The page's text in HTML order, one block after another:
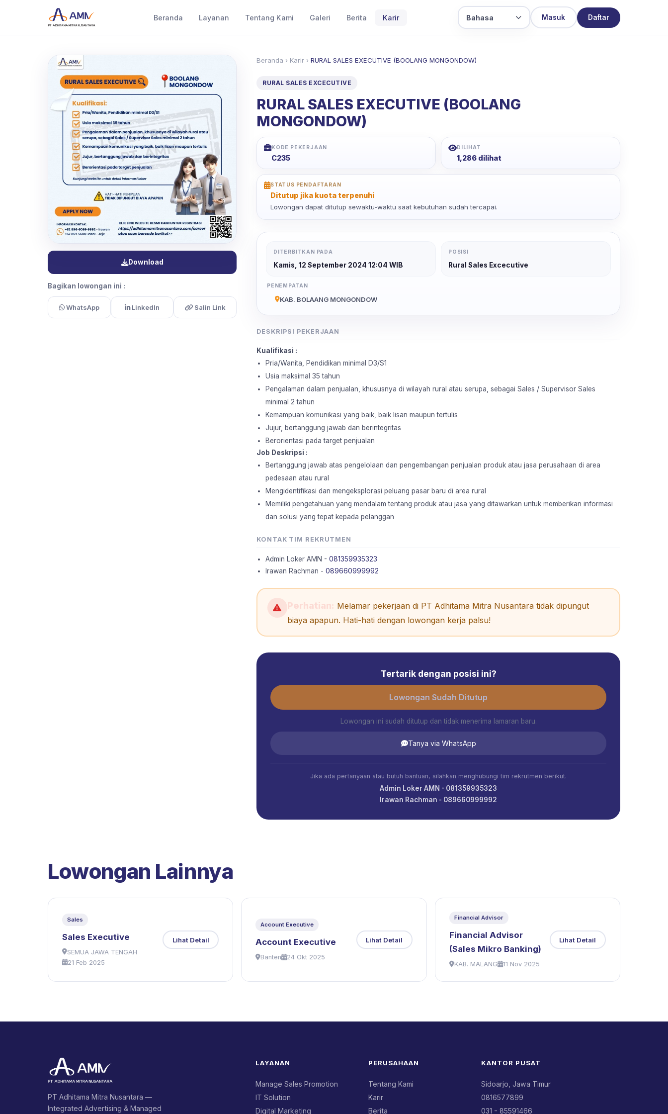
Beranda Layanan Tentang Kami Galeri Berita Karir Bahasa Masuk Daftar
Download
Bagikan lowongan ini :
WhatsApp LinkedIn Salin Link
Beranda › Karir › RURAL SALES EXECUTIVE (BOOLANG MONGONDOW)
RURAL SALES EXCECUTIVE
RURAL SALES EXECUTIVE (BOOLANG
MONGONDOW)
KODE PEKERJAAN
C235
DILIHAT
1,286 dilihat
STATUS PENDAFTARAN
Ditutup jika kuota terpenuhi
Lowongan dapat ditutup sewaktu-waktu saat kebutuhan sudah tercapai.
DITERBITKAN PADA
Kamis, 12 September 2024 12:04 WIB
POSISI
Rural Sales Excecutive
PENEMPATAN
KAB. BOLAANG MONGONDOW
DESKRIPSI PEKERJAAN
Kualifikasi :
Pria/Wanita, Pendidikan minimal D3/S1
Usia maksimal 35 tahun
Pengalaman dalam penjualan, khususnya di wilayah rural atau serupa, sebagai Sales / Supervisor Sales
minimal 2 tahun
Kemampuan komunikasi yang baik, baik lisan maupun tertulis
Jujur, bertanggung jawab dan berintegritas
Berorientasi pada target penjualan
Job Deskripsi :
Bertanggung jawab atas pengelolaan dan pengembangan penjualan produk atau jasa perusahaan di area
pedesaan atau rural
Mengidentifikasi dan mengeksplorasi peluang pasar baru di area rural
Memiliki pengetahuan yang mendalam tentang produk atau jasa yang ditawarkan untuk memberikan informasi
dan solusi yang tepat kepada pelanggan
KONTAK TIM REKRUTMEN
Admin Loker AMN - 081359935323
Irawan Rachman - 089660999992
Perhatian: Melamar pekerjaan di PT Adhitama Mitra Nusantara tidak dipungut
biaya apapun. Hati-hati dengan lowongan kerja palsu!
Tertarik dengan posisi ini?
Lowongan Sudah Ditutup
Lowongan ini sudah ditutup dan tidak menerima lamaran baru.
Tanya via WhatsApp
Jika ada pertanyaan atau butuh bantuan, silahkan menghubungi tim rekrutmen berikut.
Admin Loker AMN - 081359935323
Irawan Rachman - 089660999992
Lowongan Lainnya
Sales
Sales Executive
SEMUA JAWA TENGAH
21 Feb 2025
Lihat Detail
Account Executive
Account Executive
Banten 24 Okt 2025
Lihat Detail
Financial Advisor
Financial Advisor
(Sales Mikro Banking)
KAB. MALANG 11 Nov 2025
Lihat Detail
PT Adhitama Mitra Nusantara —
Integrated Advertising & Managed
LAYANAN
Manage Sales Promotion
IT Solution
Digital Marketing
PERUSAHAAN
Tentang Kami
Karir
Berita
KANTOR PUSAT
Sidoarjo, Jawa Timur
0816577899
031 - 85591466